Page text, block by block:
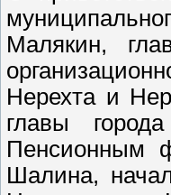
Малякин,
Нерехта и
главы
Пенсионным
Шалина,